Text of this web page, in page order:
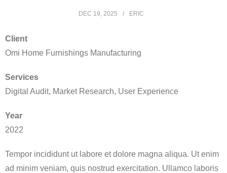
DEC 19, 2025 ERIC
Client
Omi Home Furnishings Manufacturing
Services
Digital Audit, Market Research, User Experience
Year
2022
Tempor incididunt ut labore et dolore magna aliqua. Ut enim
ad minim veniam, quis nostrud exercitation. Ullamco laboris